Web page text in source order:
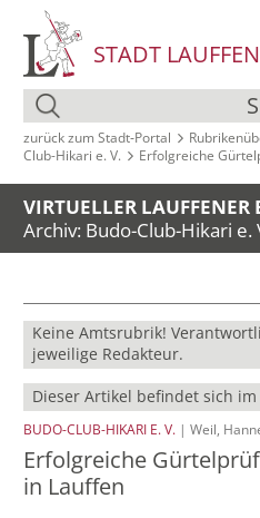
STADT
zurück zum Stadt‑Portal
Club-Hikari e. V.
Erfolgreiche
VIRTUELLER LAUFFENER
Archiv: Budo-Club-Hikari e.
Keine Amtsrubrik!
jeweilige Redakteur.
Dieser Artikel befindet sich im
BUDO-CLUB-HIKARI E. V. | Weil,
Erfolgreiche
in Lauffen